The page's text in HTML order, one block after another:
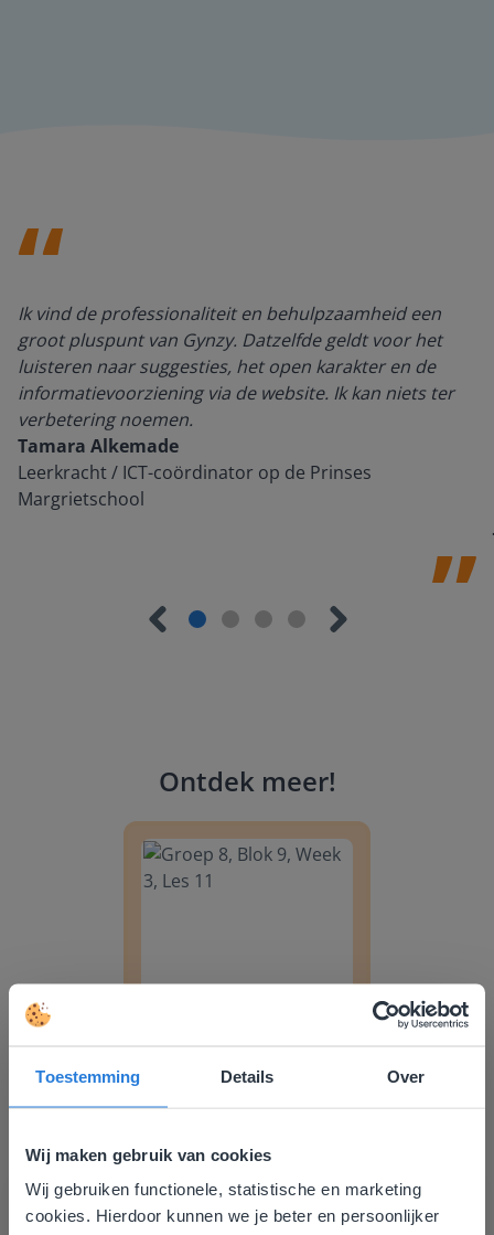
Toestemming Details Over
Wij maken gebruik van cookies
Wij gebruiken functionele, statistische en marketing
cookies. Hierdoor kunnen we je beter en persoonlijker
Ik vind de professionaliteit en behulpzaamheid een
groot pluspunt van Gynzy. Datzelfde geldt voor het
luisteren naar suggesties, het open karakter en de
informatievoorziening via de website. Ik kan niets ter
verbetering noemen.
Tamara Alkemade
Leerkracht / ICT-coördinator op de Prinses
Margrietschool
Ontdek meer!
Groep 8, Blok 9, Week 3,
Deze website komt niet